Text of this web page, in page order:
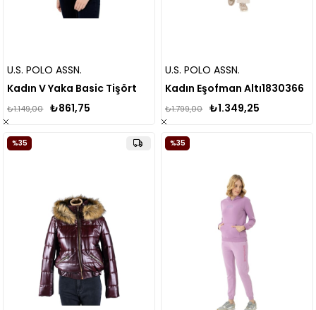
U.S. POLO ASSN.
Kadın V Yaka Basic Tişört
₺861,75
₺1.149,00
U.S. POLO ASSN.
Kadın Eşofman Altı1830366
₺1.349,25
₺1.799,00
%35 %35